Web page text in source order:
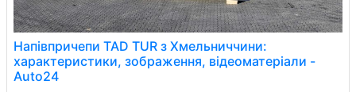
Напівпричепи TAD TUR з Хмельниччини:
характеристики, зображення, відеоматеріали -
Auto24